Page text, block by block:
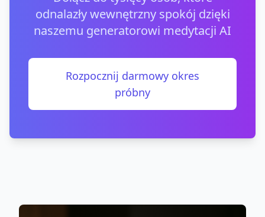
odnalazły wewnętrzny spokój dzięki
naszemu generatorowi medytacji AI
Rozpocznij darmowy okres
próbny